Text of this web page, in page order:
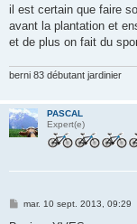
s
a
g
il est certain que faire
avant la plantation et
et de plus on fait du
berni 83 débutant jardinier
PASCAL
Expert(e)
Mmar. 10 sept. 2013, 09:29